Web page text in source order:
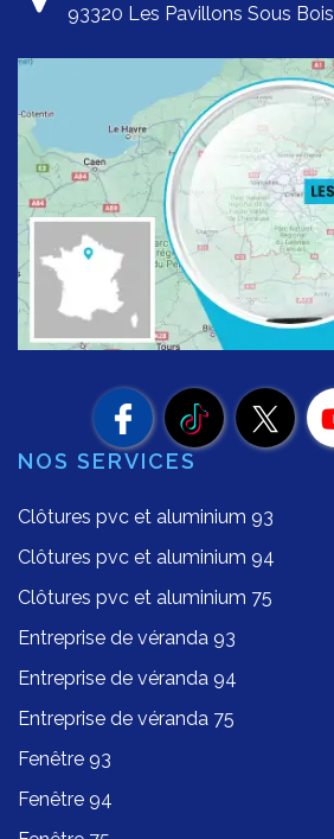
93320 Les Pavillons Sous Bois
NOS SERVICES
Clôtures pvc et aluminium 93
Clôtures pvc et aluminium 94
Clôtures pvc et aluminium 75
Entreprise de véranda 93
Entreprise de véranda 94
Entreprise de véranda 75
Fenêtre 93
Fenêtre 94